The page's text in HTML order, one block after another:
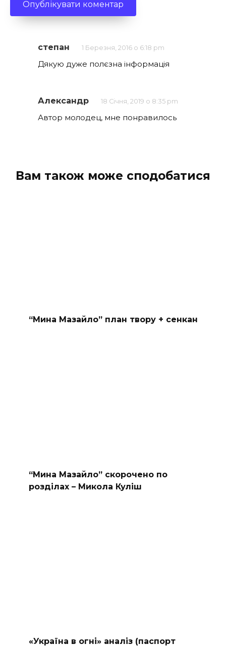
степан 1 Березня, 2016 о 6:18 pm
Дякую дуже полєзна інформація
Александр 18 Січня, 2019 о 8:35 pm
Автор молодец, мне понравилось
Вам також може сподобатися
“Мина Мазайло” план твору + сенкан
“Мина Мазайло” скорочено по
розділах – Микола Куліш
«Україна в огні» аналіз (паспорт